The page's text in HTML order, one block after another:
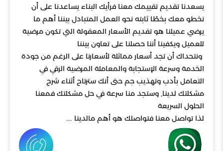
يسعدنا تقديم تقييمك معنا فرأيك البناء يساعدنا على أن
نخطو معك بخطًا ثابته نحو العمل المتبادل بيننا أهم ما
يرضي عميلنا هو تقديم الأسعار المعقولة التي تكون مرضية
للعميل ويكفينا أننا حصلنا على تعاون بيننا
ونتحداك أن تجد أسعار مماثلة لأسعارنا على الرغم من جودة
الخدمة وسرعة الإستجابة والمعاملة المرضية الرقي في
التعامل بأدب وتهذيب جم حتى أنك سترتاح أثناء شرح
مشكلتك لدينا, وستجد منا سرعة في حل مشكلتك فمعنا
الحلول السريعة
لذا تواصل معنا فتواصلك هو أهم مالدينا ….